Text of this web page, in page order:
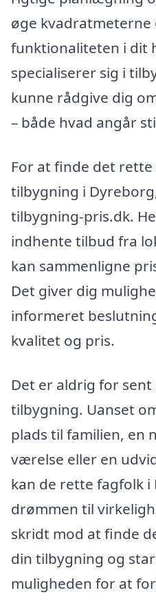
øge
funktionaliteten i dit
specialiserer sig i
kunne rådgive dig
– både hvad angår
For at finde det
tilbygning i
tilbygning-pris.dk.
indhente tilbud fra
kan sammenligne
Det giver dig
informeret
kvalitet og pris.
Det er aldrig for
tilbygning. Uanset
plads til familien, en
værelse eller en
kan de rette fagfolk
drømmen til
skridt mod at finde
din tilbygning og
muligheden for at